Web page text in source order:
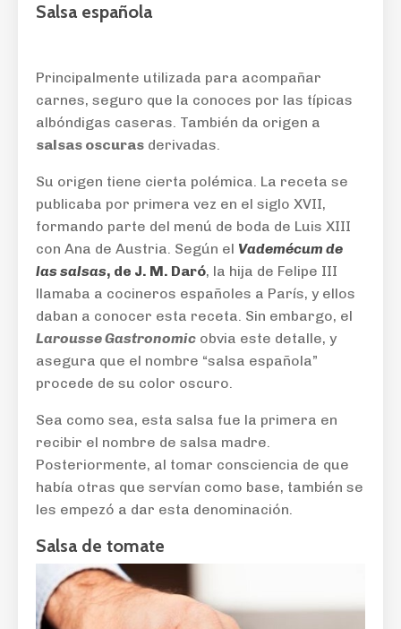
Salsa española
Principalmente utilizada para acompañar
carnes, seguro que la conoces por las típicas
albóndigas caseras. También da origen a
salsas oscuras derivadas.
Su origen tiene cierta polémica. La receta se
publicaba por primera vez en el siglo XVII,
formando parte del menú de boda de Luis XIII
con Ana de Austria. Según el Vademécum de
las salsas, de J. M. Daró, la hija de Felipe III
llamaba a cocineros españoles a París, y ellos
daban a conocer esta receta. Sin embargo, el
Larousse Gastronomic obvia este detalle, y
asegura que el nombre “salsa española”
procede de su color oscuro.
Sea como sea, esta salsa fue la primera en
recibir el nombre de salsa madre.
Posteriormente, al tomar consciencia de que
había otras que servían como base, también se
les empezó a dar esta denominación.
Salsa de tomate